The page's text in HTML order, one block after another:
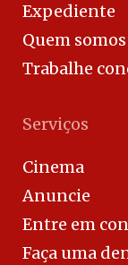
Expediente
Quem somos
Trabalhe
Serviços
Cinema
Anuncie
Entre em
Faça uma